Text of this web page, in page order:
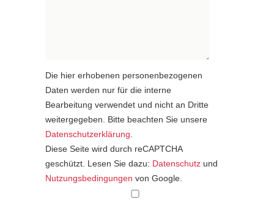
Die hier erhobenen personenbezogenen
Daten werden nur für die interne
Bearbeitung verwendet und nicht an Dritte
weitergegeben. Bitte beachten Sie unsere
Datenschutzerklärung
Diese Seite wird durch reCAPTCHA
geschützt. Lesen Sie dazu: Datenschutz und
Nutzungsbedingungen von Google.